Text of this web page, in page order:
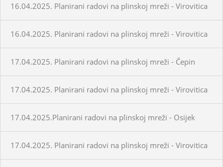
16.04.2025. Planirani radovi na plinskoj mreži - Virovitica
16.04.2025. Planirani radovi na plinskoj mreži - Virovitica
17.04.2025. Planirani radovi na plinskoj mreži - Čepin
17.04.2025. Planirani radovi na plinskoj mreži - Virovitica
17.04.2025.Planirani radovi na plinskoj mreži - Osijek
17.04.2025. Planirani radovi na plinskoj mreži - Virovitica